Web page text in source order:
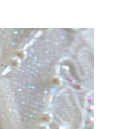
Camisilla Tirantes Materna con
Hilado de Cobre
Short Materno con Hilado de
Cobre